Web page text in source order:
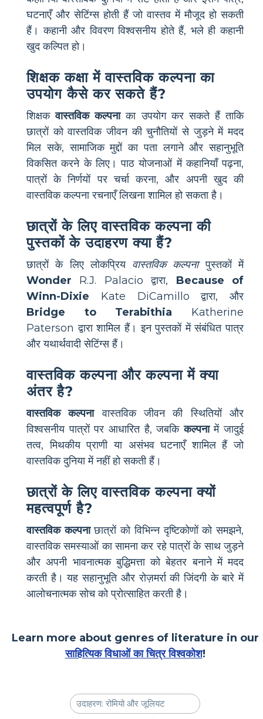
घटनाएँ और सेटिंग्स होती हैं जो वास्तव में मौजूद हो सकती
हैं। कहानी और विवरण विश्वसनीय होते हैं, भले ही कहानी
खुद कल्पित हो।
शिक्षक कक्षा में वास्तविक कल्पना का
उपयोग कैसे कर सकते हैं?
शिक्षकवास्तविक कल्पनाका उपयोग कर सकते हैं ताकि
छात्रों को वास्तविक जीवन की चुनौतियों से जुड़ने में मदद
मिल सके, सामाजिक मुद्दों का पता लगाने और सहानुभूति
विकसित करने के लिए। पाठ योजनाओं में कहानियाँ पढ़ना,
पात्रों के निर्णयों पर चर्चा करना, और अपनी खुद की
वास्तविक कल्पना रचनाएँ लिखना शामिल हो सकता है।
छात्रों के लिए वास्तविक कल्पना की
पुस्तकों के उदाहरण क्या हैं?
छात्रों के लिए लोकप्रिय वास्तविक कल्पनापुस्तकों में
Wonder R.J. Palacio द्वारा, Because of
Winn-Dixie Kate DiCamillo द्वारा, और
Bridge to Terabithia Katherine
Paterson द्वारा शामिल हैं। इन पुस्तकों में संबंधित पात्र
और यथार्थवादी सेटिंग्स हैं।
वास्तविक कल्पना और कल्पना में क्या
अंतर है?
वास्तविक कल्पनावास्तविक जीवन की स्थितियों और
विश्वसनीय पात्रों पर आधारित है, जबकिकल्पनामें जादुई
तत्व, मिथकीय प्राणी या असंभव घटनाएँ शामिल हैं जो
वास्तविक दुनिया में नहीं हो सकती हैं।
छात्रों के लिए वास्तविक कल्पना क्यों
महत्वपूर्ण है?
वास्तविक कल्पनाछात्रों को विभिन्न दृष्टिकोणों को समझने,
वास्तविक समस्याओं का सामना कर रहे पात्रों के साथ जुड़ने
और अपनी भावनात्मक बुद्धिमत्ता को बेहतर बनाने में मदद
करती है। यह सहानुभूति और रोज़मर्रा की जिंदगी के बारे में
आलोचनात्मक सोच को प्रोत्साहित करती है।
Learn more about genres of literature in our
साहित्यिक विधाओं का चित्र विश्वकोश!